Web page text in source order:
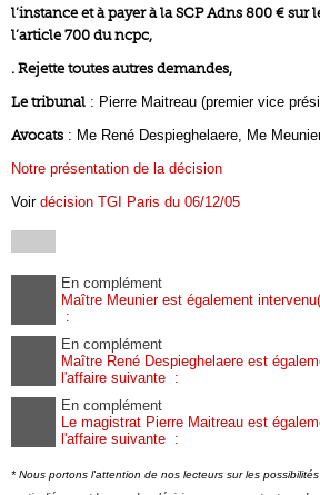
l’instance et à payer à la SCP Adns 800 € sur
l’article 700 du ncpc,
. Rejette toutes autres demandes,
Le tribunal : Pierre Maitreau (premier vice
Avocats : Me René Despieghelaere, Me
Notre présentation de la décision
Voir décision TGI Paris du 06/12/05
En complément
Maître Meunier est également
:
En complément
Maître René Despieghelaere est
l'affaire suivante :
En complément
Le magistrat Pierre Maitreau est
l'affaire suivante :
* Nous portons l'attention de nos lecteurs sur les